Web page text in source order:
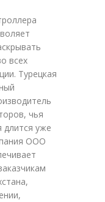
всех
Турецкая
чья
длится уже
ООО